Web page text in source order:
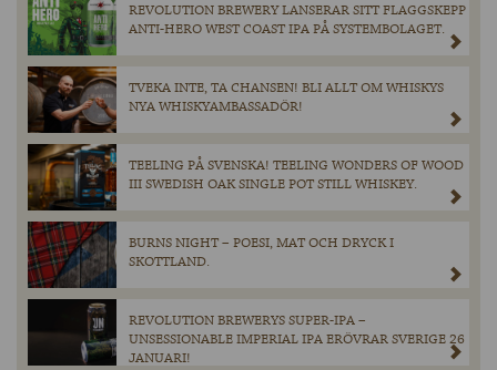
REVOLUTION BREWERY LANSERAR SITT FLAGGSKEPP
ANTI-HERO WEST COAST IPA PÅ SYSTEMBOLAGET.
TVEKA INTE, TA CHANSEN! BLI ALLT OM WHISKYS
NYA WHISKYAMBASSADÖR!
TEELING PÅ SVENSKA! TEELING WONDERS OF WOOD
III SWEDISH OAK SINGLE POT STILL WHISKEY.
BURNS NIGHT – POESI, MAT OCH DRYCK I
SKOTTLAND.
REVOLUTION BREWERYS SUPER-IPA –
UNSESSIONABLE IMPERIAL IPA ERÖVRAR SVERIGE 26
JANUARI!